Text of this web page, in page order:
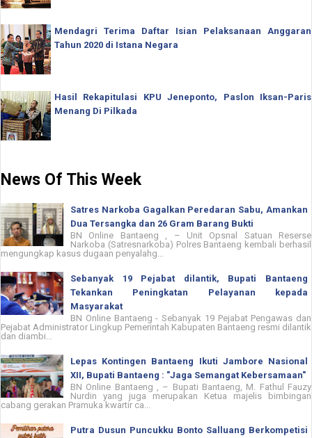
Mendagri Terima Daftar Isian Pelaksanaan Anggaran
Tahun 2020 di Istana Negara
Hasil Rekapitulasi KPU Jeneponto, Paslon Iksan-Paris
Menang Di Pilkada
News Of This Week
Satres Narkoba Gagalkan Peredaran Sabu, Amankan
Dua Tersangka dan 26 Gram Barang Bukti
BN Online Bantaeng , – Unit Opsnal Satuan Reserse
Narkoba (Satresnarkoba) Polres Bantaeng kembali berhasil
mengungkap kasus dugaan penyalahg...
Sebanyak 19 Pejabat dilantik, Bupati Bantaeng
Tekankan Peningkatan Pelayanan kepada
Masyarakat
BN Online Bantaeng - Sebanyak 19 Pejabat Pengawas dan
Pejabat Administrator Lingkup Pemerintah Kabupaten Bantaeng resmi dilantik
dan diambi...
Lepas Kontingen Bantaeng Ikuti Jambore Nasional
XII, Bupati Bantaeng : "Jaga Semangat Kebersamaan"
BN Online Bantaeng , – Bupati Bantaeng, M. Fathul Fauzy
Nurdin yang juga merupakan Ketua majelis bimbingan
cabang gerakan Pramuka kwartir ca...
Putra Dusun Puncukku Bonto Salluang Berkompetisi